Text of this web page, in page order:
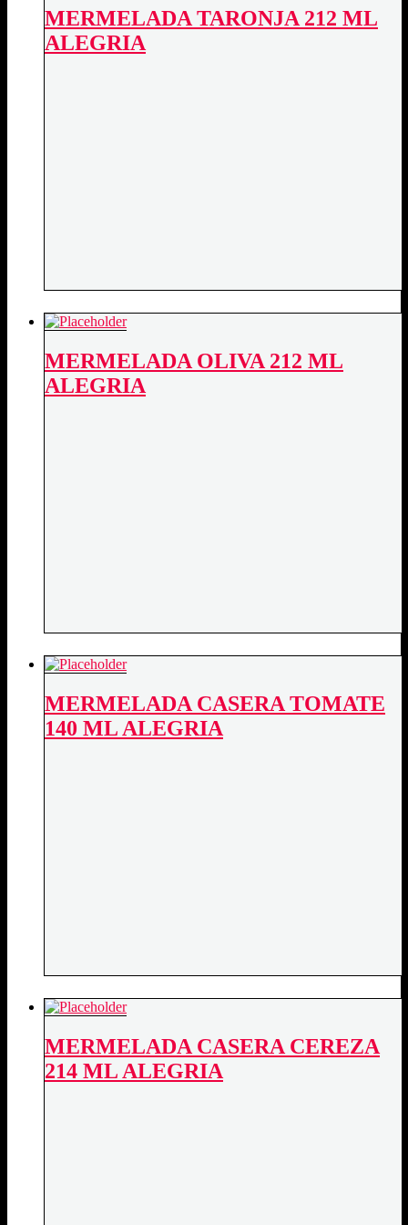
MERMELADA TARONJA 212 ML
ALEGRIA
MERMELADA OLIVA 212 ML
ALEGRIA
MERMELADA CASERA TOMATE
140 ML ALEGRIA
MERMELADA CASERA CEREZA
214 ML ALEGRIA